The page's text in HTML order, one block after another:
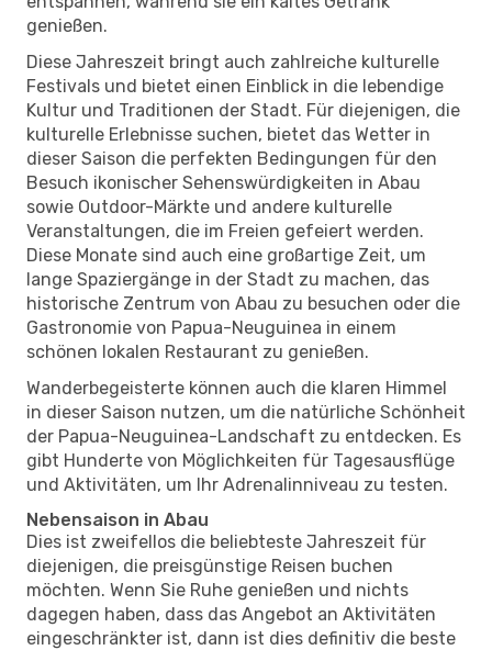
genießen.
Diese Jahreszeit bringt auch zahlreiche kulturelle
Festivals und bietet einen Einblick in die lebendige
Kultur und Traditionen der Stadt. Für diejenigen, die
kulturelle Erlebnisse suchen, bietet das Wetter in
dieser Saison die perfekten Bedingungen für den
Besuch ikonischer Sehenswürdigkeiten in Abau
sowie Outdoor-Märkte und andere kulturelle
Veranstaltungen, die im Freien gefeiert werden.
Diese Monate sind auch eine großartige Zeit, um
lange Spaziergänge in der Stadt zu machen, das
historische Zentrum von Abau zu besuchen oder die
Gastronomie von Papua-Neuguinea in einem
schönen lokalen Restaurant zu genießen.
Wanderbegeisterte können auch die klaren Himmel
in dieser Saison nutzen, um die natürliche Schönheit
der Papua-Neuguinea-Landschaft zu entdecken. Es
gibt Hunderte von Möglichkeiten für Tagesausflüge
und Aktivitäten, um Ihr Adrenalinniveau zu testen.
Nebensaison in Abau
Dies ist zweifellos die beliebteste Jahreszeit für
diejenigen, die preisgünstige Reisen buchen
möchten. Wenn Sie Ruhe genießen und nichts
dagegen haben, dass das Angebot an Aktivitäten
eingeschränkter ist, dann ist dies definitiv die beste